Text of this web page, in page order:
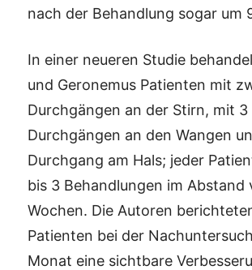
nach der Behandlung sogar um
In einer neueren Studie
und Geronemus Patienten mit
Durchgängen an der Stirn, mit 3
Durchgängen an den Wangen
Durchgang am Hals; jeder
bis 3 Behandlungen im Abstand
Wochen. Die Autoren
Patienten bei der
Monat eine sichtbare